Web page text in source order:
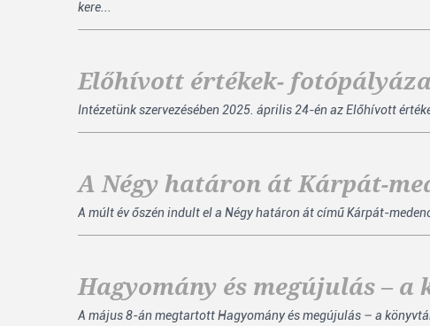
kere...
Előhívott értékek-
Intézetünk szervezésében 2025. április 24-én az Előhívott
A Négy határon át Kárpát-
A múlt év őszén indult el a Négy határon át című Kárpát-
Hagyomány és megújulás –
A május 8-án megtartott Hagyomány és megújulás – a